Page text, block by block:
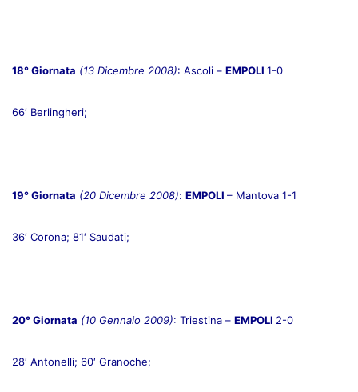
18° Giornata (13 Dicembre 2008): Ascoli – EMPOLI 1-0
66′ Berlingheri;
19° Giornata (20 Dicembre 2008): EMPOLI – Mantova 1-1
36′ Corona; 81′ Saudati;
20° Giornata (10 Gennaio 2009): Triestina – EMPOLI 2-0
28′ Antonelli; 60′ Granoche;